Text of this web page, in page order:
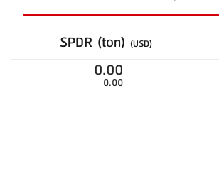
SPDR (ton) (USD)
0.00
0.00